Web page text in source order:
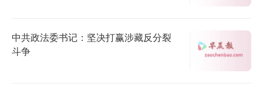
中共政法委书记：坚决打赢涉藏反分裂
斗争